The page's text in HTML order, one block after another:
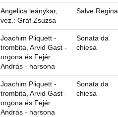
Angelica leánykar,
vez.: Gráf Zsuzsa
Salve Regina
Joachim Pliquett -
trombita, Arvid Gast -
orgona és Fejér
András - harsona
Sonata da
chiesa
Joachim Pliquett -
trombita, Arvid Gast -
orgona és Fejér
András - harsona
Sonata da
chiesa